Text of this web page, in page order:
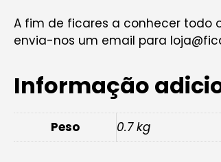
A fim de ficares a conhecer todo
envia-nos um email para
Informação
Peso 0.7 kg